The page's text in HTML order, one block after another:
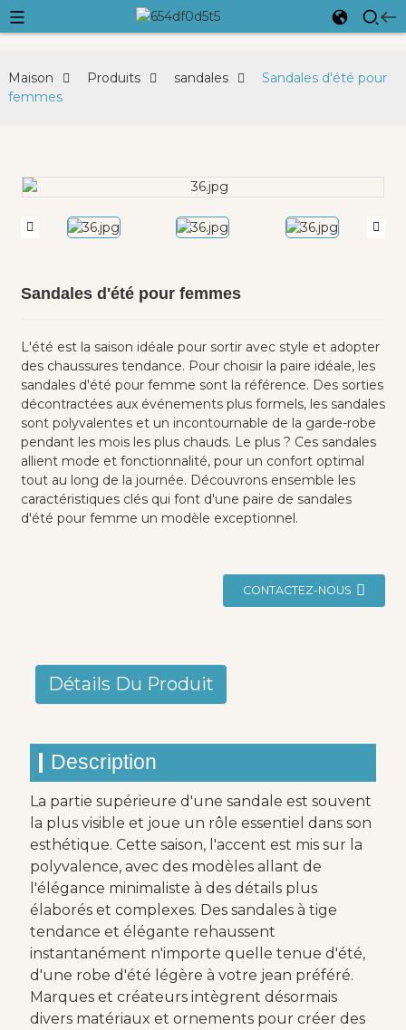
Maison Produits sandales
Sandales d'été pour
femmes
Sandales d'été pour femmes
L'été est la saison idéale pour sortir avec style et adopter
des chaussures tendance. Pour choisir la paire idéale, les
sandales d'été pour femme sont la référence. Des sorties
décontractées aux événements plus formels, les sandales
sont polyvalentes et un incontournable de la garde-robe
pendant les mois les plus chauds. Le plus ? Ces sandales
allient mode et fonctionnalité, pour un confort optimal
tout au long de la journée. Découvrons ensemble les
caractéristiques clés qui font d'une paire de sandales
d'été pour femme un modèle exceptionnel.
CONTACTEZ-NOUS
Détails Du Produit
Description
La partie supérieure d'une sandale est souvent
la plus visible et joue un rôle essentiel dans son
esthétique. Cette saison, l'accent est mis sur la
polyvalence, avec des modèles allant de
l'élégance minimaliste à des détails plus
élaborés et complexes. Des sandales à tige
tendance et élégante rehaussent
instantanément n'importe quelle tenue d'été,
d'une robe d'été légère à votre jean préféré.
Marques et créateurs intègrent désormais
divers matériaux et ornements pour créer des